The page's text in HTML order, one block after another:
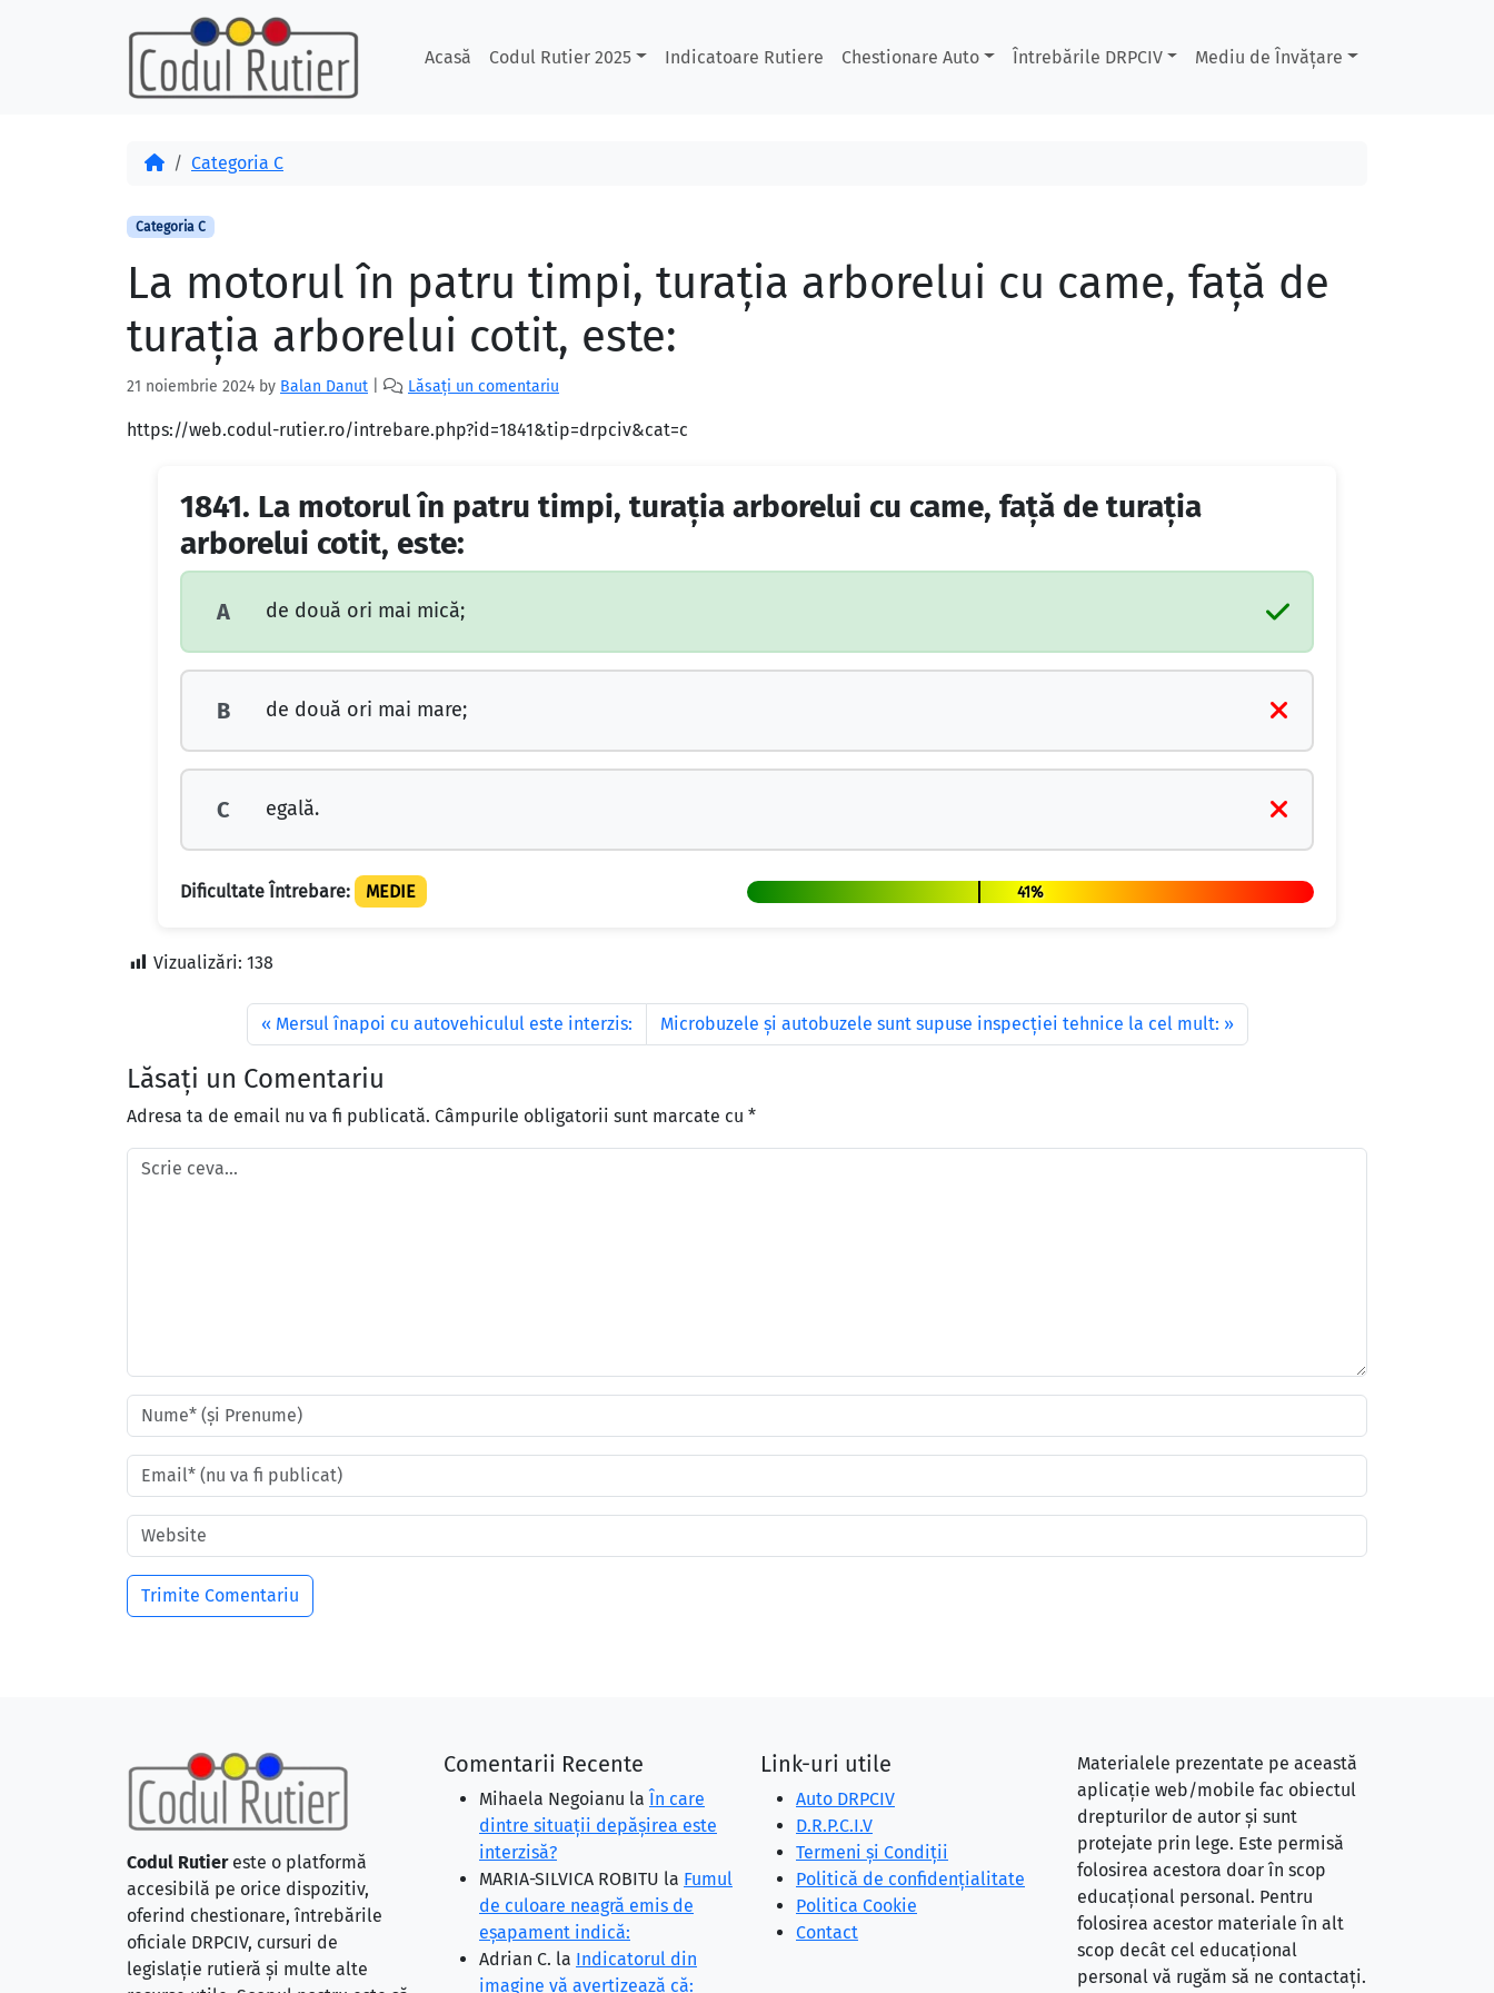
Acasă Codul Rutier 2025 Indicatoare Rutiere Chestionare Auto Întrebările DRPCIV Mediu de Învățare
AcasăCategoria C
Categoria C
La motorul în patru timpi, turaţia arborelui cu came, faţă de
turaţia arborelui cotit, este:
21 noiembrie 2024 by Balan Danut Lăsați un comentariu
https://web.codul-rutier.ro/intrebare.php?id=1841&tip=drpciv&cat=c
1841. La motorul în patru timpi, turaţia arborelui cu came, faţă de turaţia
arborelui cotit, este:
A de două ori mai mică;
B de două ori mai mare;
C egală.
Dificultate Întrebare: MEDIE 41%
Vizualizări: 138
Mersul înapoi cu autovehiculul este interzis: Microbuzele şi autobuzele sunt supuse inspecţiei tehnice la cel mult:
Lăsați un Comentariu
Adresa ta de email nu va fi publicată. Câmpurile obligatorii sunt marcate cu *
Codul Rutiereste o platformă
accesibilă pe orice dispozitiv,
oferind chestionare, întrebările
oficiale DRPCIV, cursuri de
legislație rutieră și multe alte
Comentarii Recente
Mihaela Negoianu la În care
dintre situaţii depăşirea este
interzisă?
MARIA-SILVICA ROBITU la Fumul
de culoare neagră emis de
eşapament indică:
Adrian C. la Indicatorul din
imagine vă avertizează că:
Link-uri utile
Auto DRPCIV
D.R.P.C.I.V
Termeni și Condiții
Politică de confidențialitate
Politica Cookie
Contact
Materialele prezentate pe această
aplicație web/mobile fac obiectul
drepturilor de autor și sunt
protejate prin lege. Este permisă
folosirea acestora doar în scop
educațional personal. Pentru
folosirea acestor materiale în alt
scop decât cel educațional
personal vă rugăm să ne contactați.